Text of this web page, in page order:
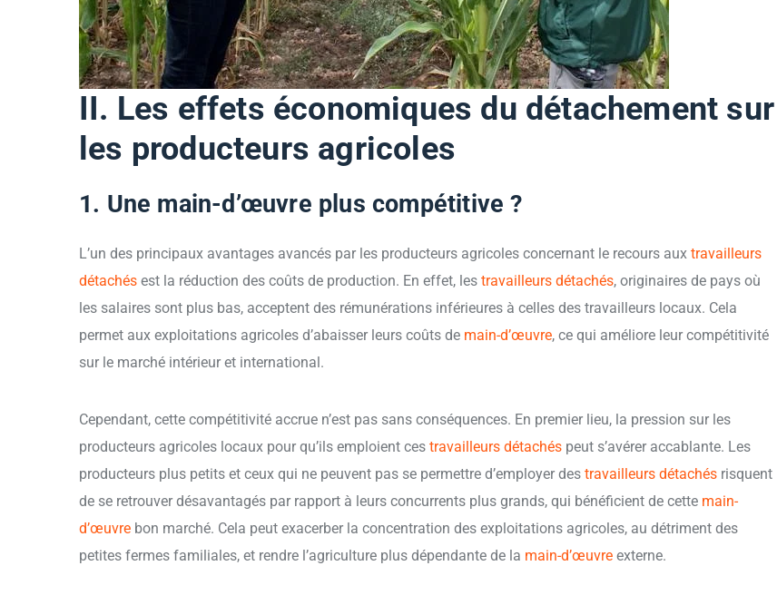
II. Les effets économiques du détachement sur
les producteurs agricoles
1. Une main-d’œuvre plus compétitive ?
L’un des principaux avantages avancés par les producteurs agricoles concernant le recours aux travailleurs
détachés est la réduction des coûts de production. En effet, les travailleurs détachés, originaires de pays où
les salaires sont plus bas, acceptent des rémunérations inférieures à celles des travailleurs locaux. Cela
permet aux exploitations agricoles d’abaisser leurs coûts de main-d’œuvre, ce qui améliore leur compétitivité
sur le marché intérieur et international.
Cependant, cette compétitivité accrue n’est pas sans conséquences. En premier lieu, la pression sur les
producteurs agricoles locaux pour qu’ils emploient ces travailleurs détachés peut s’avérer accablante. Les
producteurs plus petits et ceux qui ne peuvent pas se permettre d’employer des travailleurs détachés risquent
de se retrouver désavantagés par rapport à leurs concurrents plus grands, qui bénéficient de cette main-
d’œuvre bon marché. Cela peut exacerber la concentration des exploitations agricoles, au détriment des
petites fermes familiales, et rendre l’agriculture plus dépendante de la main-d’œuvre externe.